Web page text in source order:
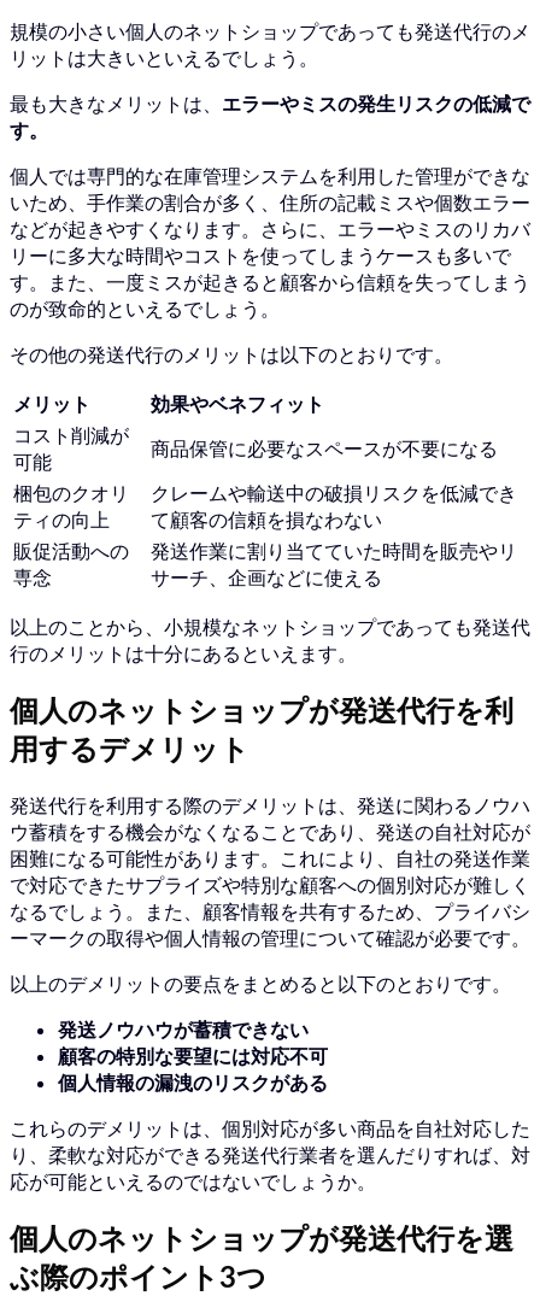
規模の小さい個人のネットショップであっても発送代行のメ
リットは大きいといえるでしょう。
最も大きなメリットは、 エラーやミスの発生リスクの低減で
す。
個人では専門的な在庫管理システムを利用した管理ができな
いため、手作業の割合が多く、住所の記載ミスや個数エラー
などが起きやすくなります。 さらに、エラーやミスのリカバ
リーに多大な時間やコストを使ってしまうケースも多いで
す。
また、一度ミスが起きると顧客から信頼を失ってしまう
のが致命的といえるでしょう。
その他の発送代行のメリットは以下のとおりです。
メリット
効果やベネフィット
コスト削減が
可能
商品保管に必要なスペースが不要になる
梱包のクオリ
ティの向上
クレームや輸送中の破損リスクを低減でき
て顧客の信頼を損なわない
販促活動への
専念
発送作業に割り当てていた時間を販売やリ
サーチ、企画などに使える
以上のことから、小規模なネットショップであっても発送代
行のメリットは十分にあるといえます。
個人のネットショップが発送代行を利
用するデメリット
発送代行を利用する際のデメリットは、発送に関わるノウハ
ウ蓄積をする機会がなくなることであり、発送の自社対応が
困難になる可能性があります。 これにより、自社の発送作業
で対応できたサプライズや特別な顧客への個別対応が難しく
なるでしょう。
また、顧客情報を共有するため、プライバシ
ーマークの取得や個人情報の管理について確認が必要です。
以上のデメリットの要点をまとめると以下のとおりです。
発送ノウハウが蓄積できない
顧客の特別な要望には対応不可
個人情報の漏洩のリスクがある
これらのデメリットは、個別対応が多い商品を自社対応した
り、柔軟な対応ができる発送代行業者を選んだりすれば、対
応が可能といえるのではないでしょうか。
個人のネットショップが発送代行を選
ぶ際のポイント3つ